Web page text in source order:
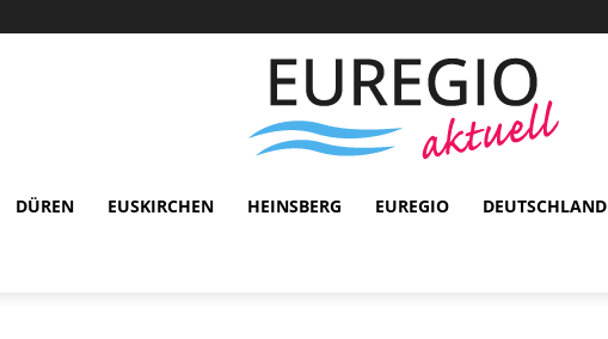
DÜREN EUSKIRCHEN HEINSBERG EUREGIO DEUTSCHLAND